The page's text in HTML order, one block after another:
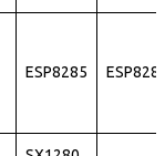
ESP8285